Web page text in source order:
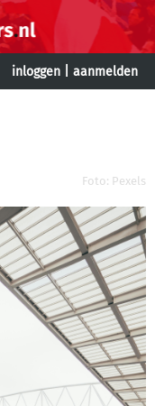
inloggen aanmelden
Foto: Pexels